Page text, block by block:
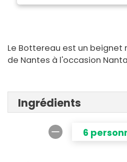
Le Bottereau est un beignet
de Nantes à l'occasion
Ingrédients
6